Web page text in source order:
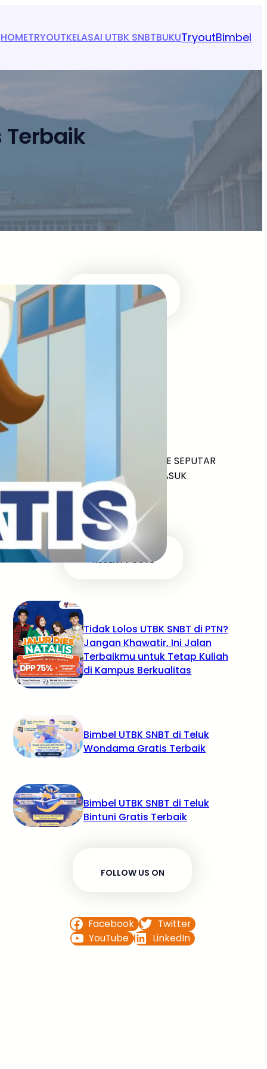
HOMETRYOUTKELASAI UTBK SNBTBUKUTryoutBimbel
Terbaik
Masuk Univ Impian
MEDIA INFOMRASI TERUPDATE SEPUTAR
KAMPUS DAN UJIAN MASUK
Twitter YouTube LinkedIn
RECENT POSTS
Tidak Lolos UTBK SNBT di PTN?
Jangan Khawatir, Ini Jalan
Terbaikmu untuk Tetap Kuliah
di Kampus Berkualitas
Bimbel UTBK SNBT di Teluk
Wondama Gratis Terbaik
Bimbel UTBK SNBT di Teluk
Bintuni Gratis Terbaik
FOLLOW US ON
Facebook
Twitter
YouTube
LinkedIn